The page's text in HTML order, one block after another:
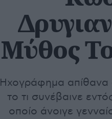
Μύθος
Ηχογράφημα
το τι συνέβαινε
οποίο άνοιγε